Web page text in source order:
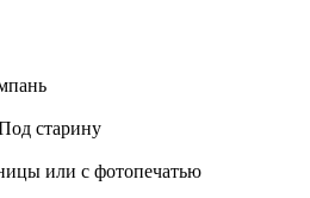
старину
или с фотопечатью